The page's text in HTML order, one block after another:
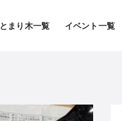
とまり木一覧 イベント一覧